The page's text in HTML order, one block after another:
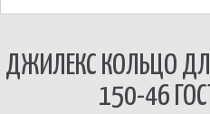
ДЖИЛЕКС КОЛЬЦО
150-46